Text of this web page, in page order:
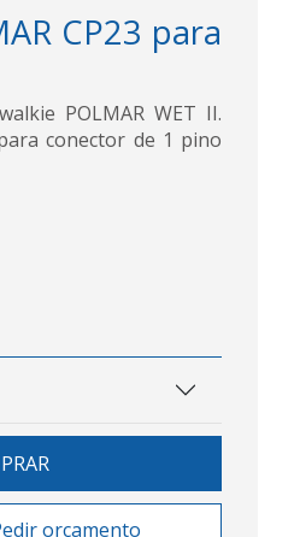
CP23 para
POLMAR WET II.
conector de 1 pino
orçamento